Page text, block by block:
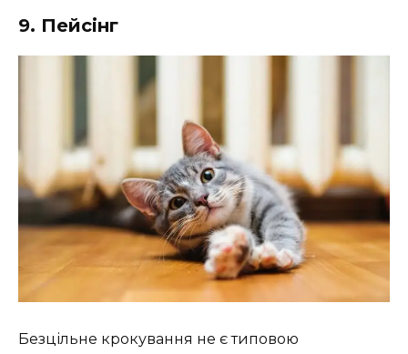
9. Пейсінг
Безцільне крокування не є типовою